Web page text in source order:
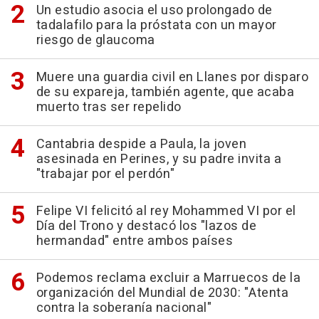
Un estudio asocia el uso prolongado de
tadalafilo para la próstata con un mayor
riesgo de glaucoma
Muere una guardia civil en Llanes por disparo
de su expareja, también agente, que acaba
muerto tras ser repelido
Cantabria despide a Paula, la joven
asesinada en Perines, y su padre invita a
"trabajar por el perdón"
Felipe VI felicitó al rey Mohammed VI por el
Día del Trono y destacó los "lazos de
hermandad" entre ambos países
Podemos reclama excluir a Marruecos de la
organización del Mundial de 2030: "Atenta
contra la soberanía nacional"